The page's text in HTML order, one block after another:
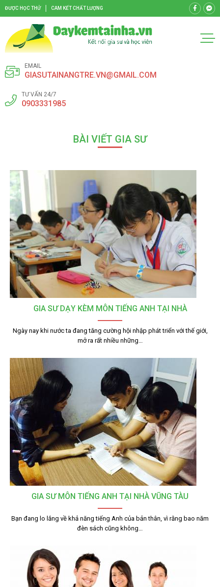
ĐƯỢC HỌC THỬ CAM KẾT CHẤT LƯỢNG
EMAIL
GIASUTAINANGTRE.VN@GMAIL.COM
TƯ VẤN 24/7
0903331985
BÀI VIẾT GIA SƯ
GIA SƯ DẠY KÈM MÔN TIẾNG ANH TẠI NHÀ
Ngày nay khi nước ta đang tăng cường hội nhập phát triển với thế giới,
mở ra rất nhiều những…
GIA SƯ MÔN TIẾNG ANH TẠI NHÀ VŨNG TÀU
Bạn đang lo lắng về khả năng tiếng Anh của bản thân, vì rằng bao năm
đèn sách cũng không…